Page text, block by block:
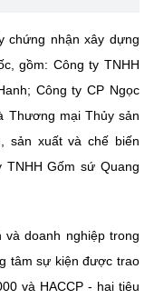
English
NGHỆ
(MST)
Hằng
và Công nghệ.
chứng nhận xây dựng
gồm: Công ty TNHH
Công ty CP Ngọc
Thương mại Thủy sản
sản xuất và chế biến
Gốm sứ Quang
doanh nghiệp trong
tâm sự kiện được trao
và HACCP - hai tiêu